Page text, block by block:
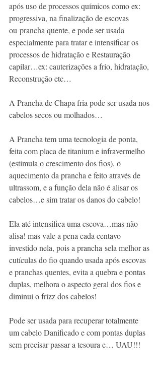
após uso de processos químicos como ex:
progressiva, na finalização de escovas
ou prancha quente, e pode ser usada
especialmente para tratar e intensificar os
processos de hidratação e Restauração
capilar…ex: cauterizações a frio, hidratação,
Reconstrução etc…
A Prancha de Chapa fria pode ser usada nos
cabelos secos ou molhados…
A Prancha tem uma tecnologia de ponta,
feita com placa de titanium e infravermelho
(estimula o crescimento dos fios), o
aquecimento da prancha e feito através de
ultrassom, e a função dela não é alisar os
cabelos…e sim tratar os danos do cabelo!
Ela até intensifica uma escova…mas não
alisa! mas vale a pena cada centavo
investido nela, pois a prancha sela melhor as
cutículas do fio quando usada após escovas
e pranchas quentes, evita a quebra e pontas
duplas, melhora o aspecto geral dos fios e
diminui o frizz dos cabelos!
Pode ser usada para recuperar totalmente
um cabelo Danificado e com pontas duplas
sem precisar passar a tesoura e… UAU!!!